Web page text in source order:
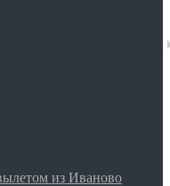
из Иваново